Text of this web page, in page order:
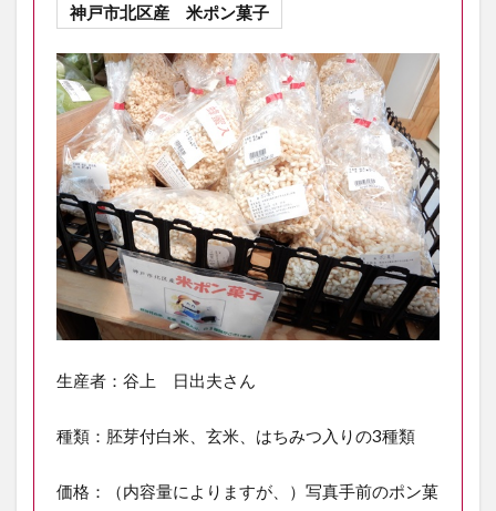
神戸市北区産 米ポン菓子
生産者：谷上 日出夫さん
種類：胚芽付白米、玄米、はちみつ入りの3種類
価格：（内容量によりますが、）写真手前のポン菓